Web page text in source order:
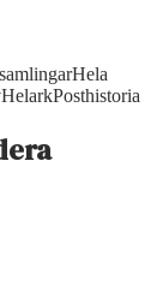
Hela
HelarkPosthistoria